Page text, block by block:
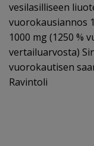
vesilasilliseen
vuorokausiannos
1000 mg (1250 %
vertailuarvosta)
vuorokautisen
Ravintoli